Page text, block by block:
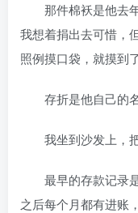
那件棉袄是他去年
我想着捐出去可惜，
照例摸口袋，就摸到
存折是他自己的名
我坐到沙发上，把
最早的存款记录是
之后每个月都有进账